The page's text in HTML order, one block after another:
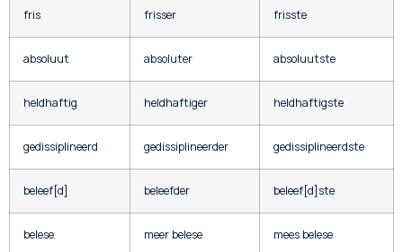
fris frisser frisste
absoluut absoluter absoluutste
heldhaftig heldhaftiger heldhaftigste
gedissiplineerd gedissiplineerder gedissiplineerdste
beleef[d] beleefder beleef[d]ste
belese meer belese mees belese